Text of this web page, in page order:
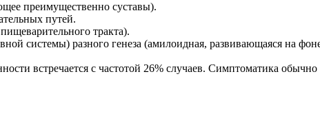
преимущественно суставы).
путей.
тракта).
системы) разного генеза (амилоидная, развивающаяся на
встречается с частотой 26% случаев. Симптоматика обычно